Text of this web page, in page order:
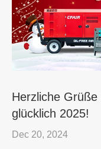
Herzliche
glücklich 2025!
Dec 20, 2024